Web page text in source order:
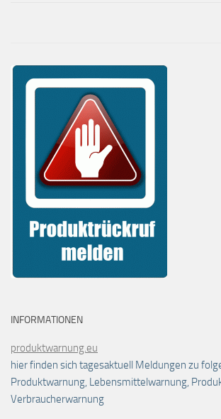
INFORMATIONEN
produktwarnung.eu
hier finden sich tagesaktuell Meldungen zu
Produktwarnung, Lebensmittelwarnung,
Verbraucherwarnung